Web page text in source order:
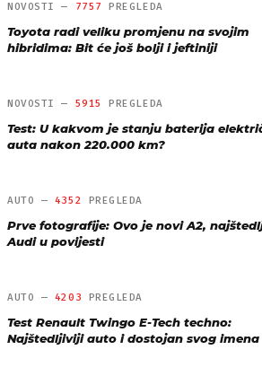
NOVOSTI — 7757 PREGLEDA
Toyota radi veliku promjenu na svojim
hibridima: Bit će još bolji i jeftiniji
NOVOSTI — 5915 PREGLEDA
Test: U kakvom je stanju baterija
auta nakon 220.000 km?
AUTO — 4352 PREGLEDA
Prve fotografije: Ovo je novi A2,
Audi u povijesti
AUTO — 4203 PREGLEDA
Test Renault Twingo E-Tech techno:
Najštedljiviji auto i dostojan svog imena